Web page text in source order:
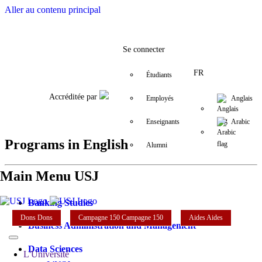
Aller au contenu principal
Facebook
Accréditée par
Se connecter
Étudiants
Employés
Enseignants
Alumni
FR
Anglais
Arabic
Main Menu USJ
Dons Dons Campagne 150 Campagne 150 AidesAides
L'Université
Programs in English
Banking Studies
Business Administration and Management
Data Sciences